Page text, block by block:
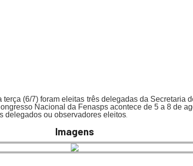
(6/7) foram eleitas três delegadas da Secretaria
Nacional da Fenasps acontece de 5 a 8 de
delegados ou observadores eleitos.
Imagens